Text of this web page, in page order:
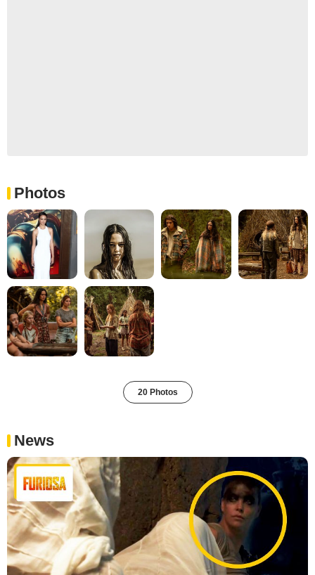
Photos
20 Photos
News